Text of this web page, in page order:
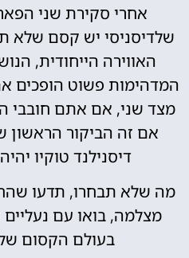
אחרי סקירת שני
שלדיסניסי יש קסם שלא
האווירה הייחודית,
המדהימות פשוט הופכים
מצד שני, אם אתם חובבי
אם זה הביקור הראשון
דיסנילנד טוקיו
מה שלא תבחרו, תדעו
מצלמה, בואו עם נעליים
בעולם הקסום של